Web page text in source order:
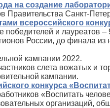
на создание
Правительства
всероссийского
и лауреатов –
России, до финала из
кампании 2022.
слета вожатых и
кампании.
конкурса
«Воспитать
организаций,